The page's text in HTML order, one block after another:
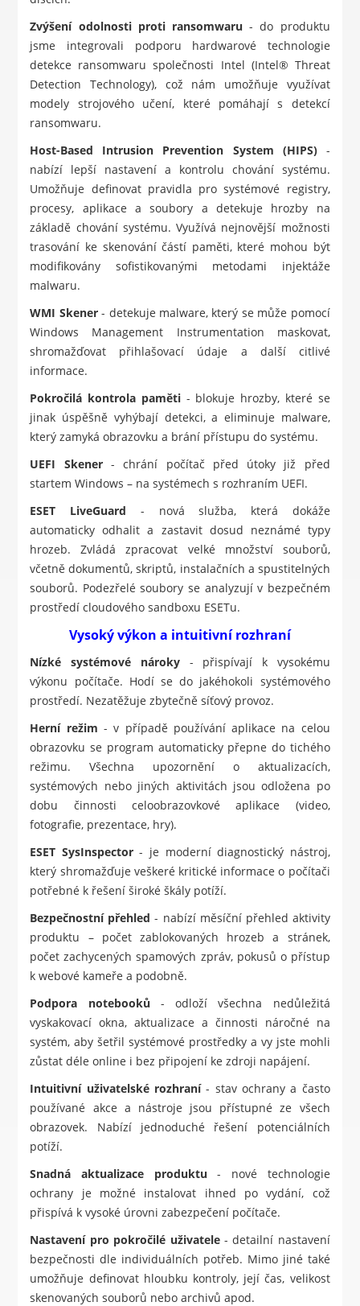
Zvýšení odolnosti proti ransomwaru - do produktu
jsme integrovali podporu hardwarové technologie
detekce ransomwaru společnosti Intel (Intel® Threat
Detection Technology), což nám umožňuje využívat
modely strojového učení, které pomáhají s detekcí
ransomwaru.
Host-Based Intrusion Prevention System (HIPS)-
nabízí lepší nastavení a kontrolu chování systému.
Umožňuje definovat pravidla pro systémové registry,
procesy, aplikace a soubory a detekuje hrozby na
základě chování systému. Využívá nejnovější možnosti
trasování ke skenování částí paměti, které mohou být
modifikovány sofistikovanými metodami injektáže
malwaru.
WMI Skener- detekuje malware, který se může pomocí
Windows Management Instrumentation maskovat,
shromažďovat přihlašovací údaje a další citlivé
informace.
Pokročilá kontrola paměti- blokuje hrozby, které se
jinak úspěšně vyhýbají detekci, a eliminuje malware,
který zamyká obrazovku a brání přístupu do systému.
UEFI Skener- chrání počítač před útoky již před
startem Windows – na systémech s rozhraním UEFI.
ESET LiveGuard - nová služba, která dokáže
automaticky odhalit a zastavit dosud neznámé typy
hrozeb. Zvládá zpracovat velké množství souborů,
včetně dokumentů, skriptů, instalačních a spustitelných
souborů. Podezřelé soubory se analyzují v bezpečném
prostředí cloudového sandboxu ESETu.
Vysoký výkon a intuitivní rozhraní
Nízké systémové nároky- přispívají k vysokému
výkonu počítače. Hodí se do jakéhokoli systémového
prostředí. Nezatěžuje zbytečně síťový provoz.
Herní režim - v případě používání aplikace na celou
obrazovku se program automaticky přepne do tichého
režimu. Všechna upozornění o aktualizacích,
systémových nebo jiných aktivitách jsou odložena po
dobu činnosti celoobrazovkové aplikace (video,
fotografie, prezentace, hry).
ESET SysInspector- je moderní diagnostický nástroj,
který shromažďuje veškeré kritické informace o počítači
potřebné k řešení široké škály potíží.
Bezpečnostní přehled - nabízí měsíční přehled aktivity
produktu – počet zablokovaných hrozeb a stránek,
počet zachycených spamových zpráv, pokusů o přístup
k webové kameře a podobně.
Podpora notebooků - odloží všechna nedůležitá
vyskakovací okna, aktualizace a činnosti náročné na
systém, aby šetřil systémové prostředky a vy jste mohli
zůstat déle online i bez připojení ke zdroji napájení.
Intuitivní uživatelské rozhraní- stav ochrany a často
používané akce a nástroje jsou přístupné ze všech
obrazovek. Nabízí jednoduché řešení potenciálních
potíží.
Snadná aktualizace produktu - nové technologie
ochrany je možné instalovat ihned po vydání, což
přispívá k vysoké úrovni zabezpečení počítače.
Nastavení pro pokročilé uživatele- detailní nastavení
bezpečnosti dle individuálních potřeb. Mimo jiné také
umožňuje definovat hloubku kontroly, její čas, velikost
skenovaných souborů nebo archivů apod.